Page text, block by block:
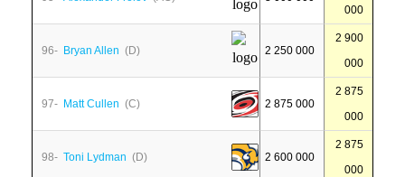
000
96- Bryan Allen (D) 2 250 000
2 900
000
97- Matt Cullen (C) 2 875 000
2 875
000
98- Toni Lydman (D) 2 600 000
2 875
000